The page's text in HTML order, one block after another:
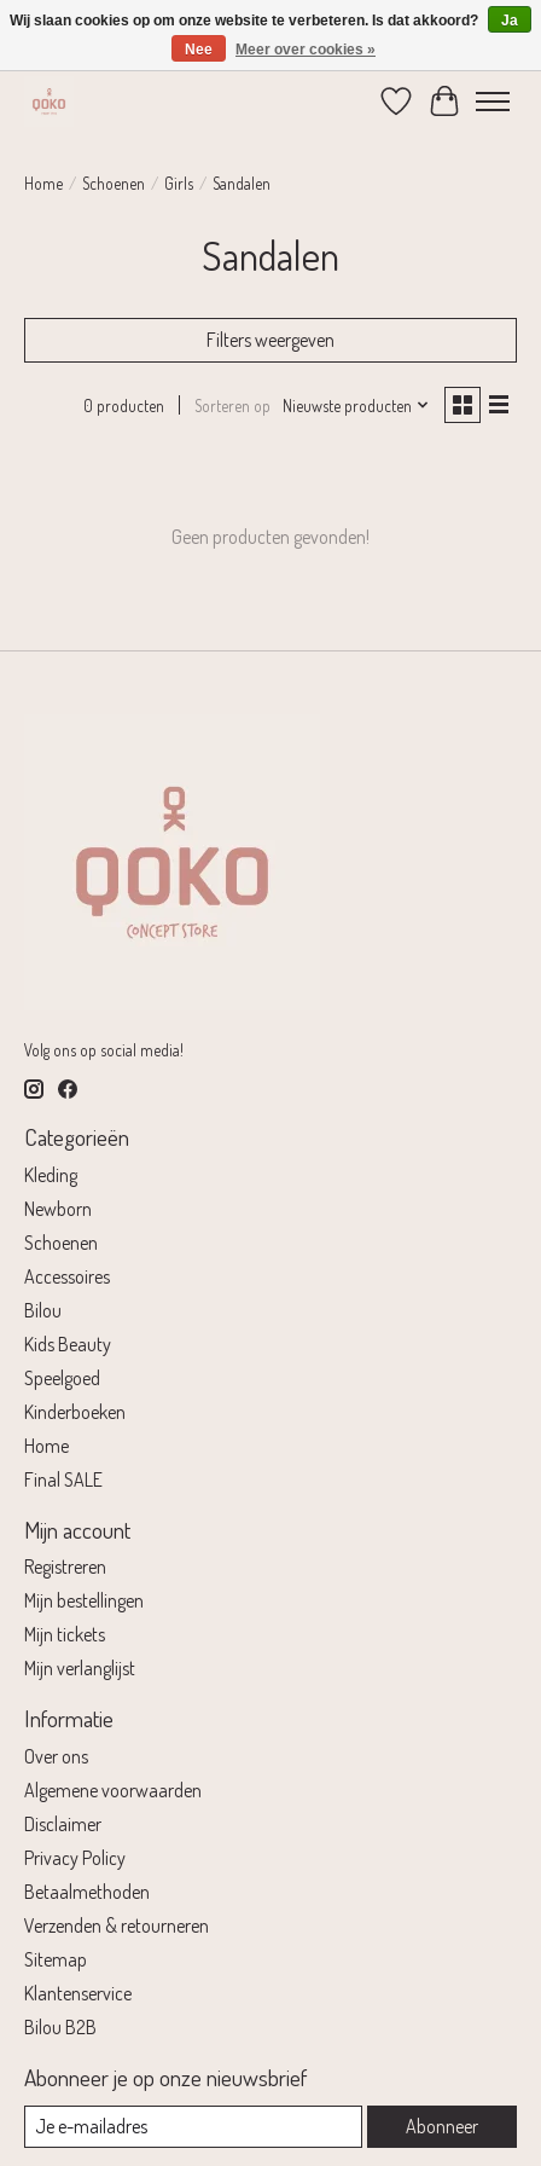
Verzending 1-2 dagen | Gratis verzending vanaf € 75,-
Verlanglijst
Home / Schoenen / Girls / Sandalen
Sandalen
Filters weergeven
0 producten Sorteren op Nieuwste producten
Geen producten gevonden!
Volg ons op social media!
Categorieën
Kleding
Newborn
Schoenen
Accessoires
Bilou
Kids Beauty
Speelgoed
Kinderboeken
Home
Final SALE
Mijn account
Registreren
Mijn bestellingen
Mijn tickets
Mijn verlanglijst
Informatie
Over ons
Algemene voorwaarden
Disclaimer
Privacy Policy
Betaalmethoden
Verzenden & retourneren
Sitemap
Klantenservice
Bilou B2B
Abonneer je op onze nieuwsbrief
Abonneer
Wij slaan cookies op om onze website te verbeteren. Is dat akkoord?
Ja
Nee
Meer over cookies »